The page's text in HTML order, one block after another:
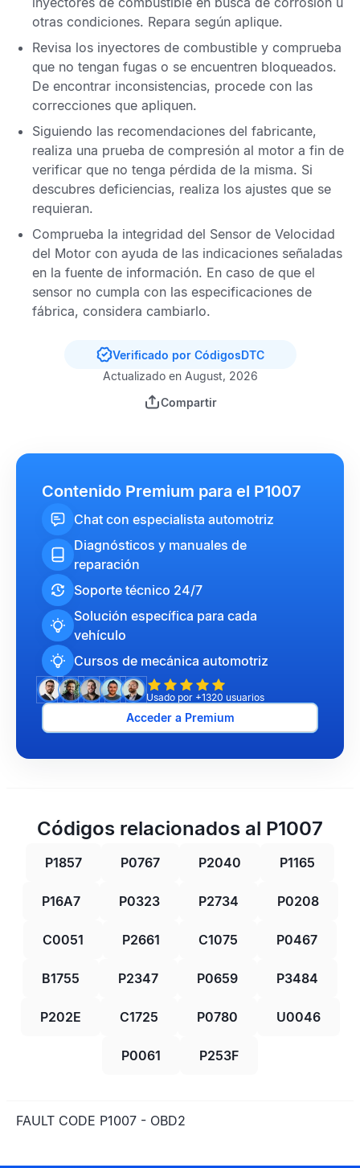
otras condiciones. Repara según aplique.
Revisa los inyectores de combustible y comprueba
que no tengan fugas o se encuentren bloqueados.
De encontrar inconsistencias, procede con las
correcciones que apliquen.
Siguiendo las recomendaciones del fabricante,
realiza una prueba de compresión al motor a fin de
verificar que no tenga pérdida de la misma. Si
descubres deficiencias, realiza los ajustes que se
requieran.
Comprueba la integridad del Sensor de Velocidad
del Motor con ayuda de las indicaciones señaladas
en la fuente de información. En caso de que el
sensor no cumpla con las especificaciones de
fábrica, considera cambiarlo.
Verificado por CódigosDTC
Actualizado en August, 2026
Compartir
Contenido Premium para el P1007
Chat con especialista automotriz
Diagnósticos y manuales de
reparación
Soporte técnico 24/7
Solución específica para cada
vehículo
Cursos de mecánica automotriz
Usado por +1320 usuarios
Acceder a Premium
Códigos relacionados al P1007
P1857 P0767 P2040 P1165
P16A7 P0323 P2734 P0208
C0051 P2661 C1075 P0467
B1755 P2347 P0659 P3484
P202E C1725 P0780 U0046
P0061 P253F
FAULT CODE P1007 - OBD2